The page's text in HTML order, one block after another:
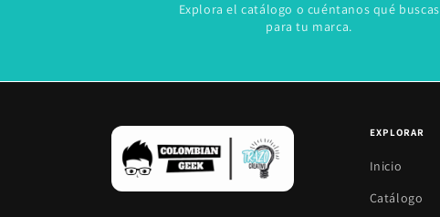
Explora el catálogo o cuéntanos qué buscas
para tu marca.
EXPLORAR
Inicio
Catálogo